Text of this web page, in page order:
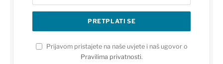
Prijavom pristajete na naše uvjete i naš ugovor o
Pravilima privatnosti.